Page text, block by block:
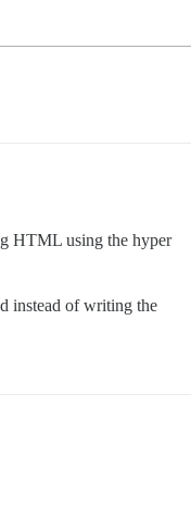
HTML using the hyper
instead of writing the